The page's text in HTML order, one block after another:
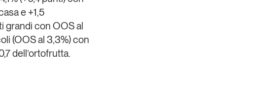
e +1,5
grandi con OOS al
(OOS al 3,3%) con
dell’ortofrutta.